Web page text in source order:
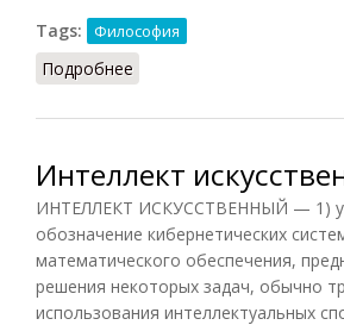
Tags:
Философия
Подробнее
Интеллект
ИНТЕЛЛЕКТ ИСКУССТВЕННЫЙ — 1)
обозначение кибернетических
математического обеспечения,
решения некоторых задач, обычно
использования интеллектуальных